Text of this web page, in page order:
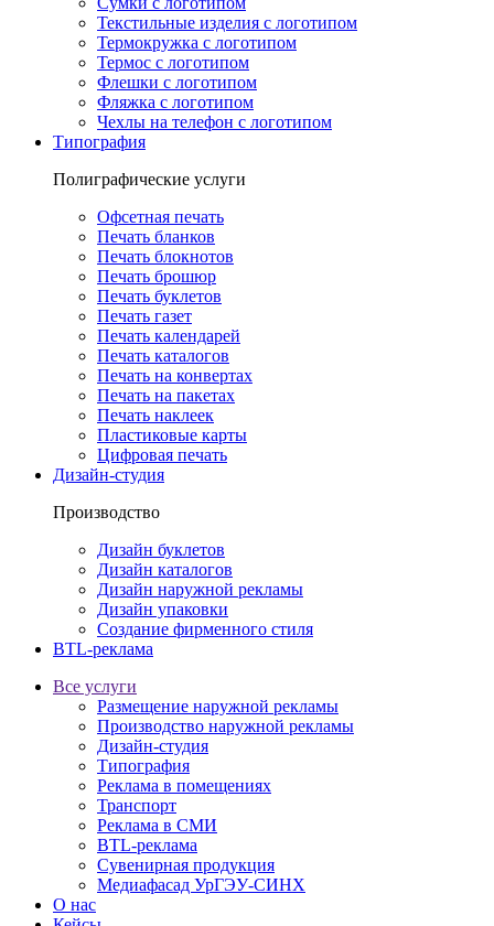
Текстильные изделия с логотипом
Термокружка с логотипом
Термос с логотипом
Флешки с логотипом
Фляжка с логотипом
Чехлы на телефон с логотипом
Типография
Полиграфические услуги
Офсетная печать
Печать бланков
Печать блокнотов
Печать брошюр
Печать буклетов
Печать газет
Печать календарей
Печать каталогов
Печать на конвертах
Печать на пакетах
Печать наклеек
Пластиковые карты
Цифровая печать
Дизайн-студия
Производство
Дизайн буклетов
Дизайн каталогов
Дизайн наружной рекламы
Дизайн упаковки
Создание фирменного стиля
BTL-реклама
Все услуги
Размещение наружной рекламы
Производство наружной рекламы
Дизайн-студия
Типография
Реклама в помещениях
Транспорт
Реклама в СМИ
BTL-реклама
Сувенирная продукция
Медиафасад УрГЭУ-СИНХ
О нас